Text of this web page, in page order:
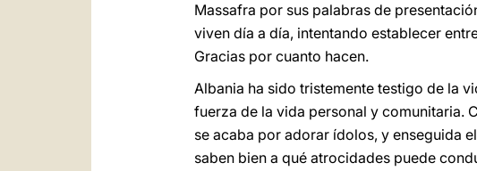
Massafra por sus palabras de
viven día a día, intentando establecer
Gracias por cuanto hacen.
Albania ha sido tristemente testigo de la
fuerza de la vida personal y comunitaria.
se acaba por adorar ídolos, y enseguida
saben bien a qué atrocidades puede